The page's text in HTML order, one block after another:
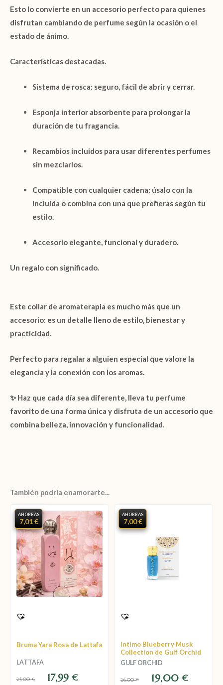
Esto lo convierte en un accesorio perfecto para quienes
disfrutan cambiando de perfume según la ocasión o el
estado de ánimo.
Características destacadas.
Sistema de rosca: seguro, fácil de abrir y cerrar.
Esponja interior absorbente para prolongar la
duración de tu fragancia.
Recambios incluidos para usar diferentes perfumes
sin mezclarlos.
Compatible con cualquier cadena: úsalo con la
incluida o combina con una que prefieras según tu
estilo.
Accesorio elegante, funcional y duradero.
Un regalo con significado.
Este collar de aromaterapia es mucho más que un
accesorio: es un detalle lleno de estilo, bienestar y
practicidad.
Perfecto para regalar a alguien especial que valore la
elegancia y la conexión con los aromas.
✨ Haz que cada día sea diferente, lleva tu perfume
favorito de una forma única y disfruta de un accesorio que
combina belleza, innovación y funcionalidad.
También podría enamorarte...
AHORRAS
7,01 €
Bruma Yara Rosa de Lattafa
LATTAFA
25,00€ 17,99€
AHORRAS
7,00 €
Intimo Blueberry Musk
Collection de Gulf Orchid
GULF ORCHID
26,00€ 19,00€